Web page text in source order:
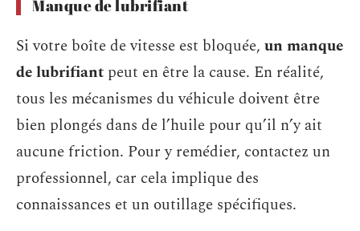
Manque de lubrifiant
Si votre boîte de vitesse est bloquée, un manque
de lubrifiant peut en être la cause. En réalité,
tous les mécanismes du véhicule doivent être
bien plongés dans de l’huile pour qu’il n’y ait
aucune friction. Pour y remédier, contactez un
professionnel, car cela implique des
connaissances et un outillage spécifiques.